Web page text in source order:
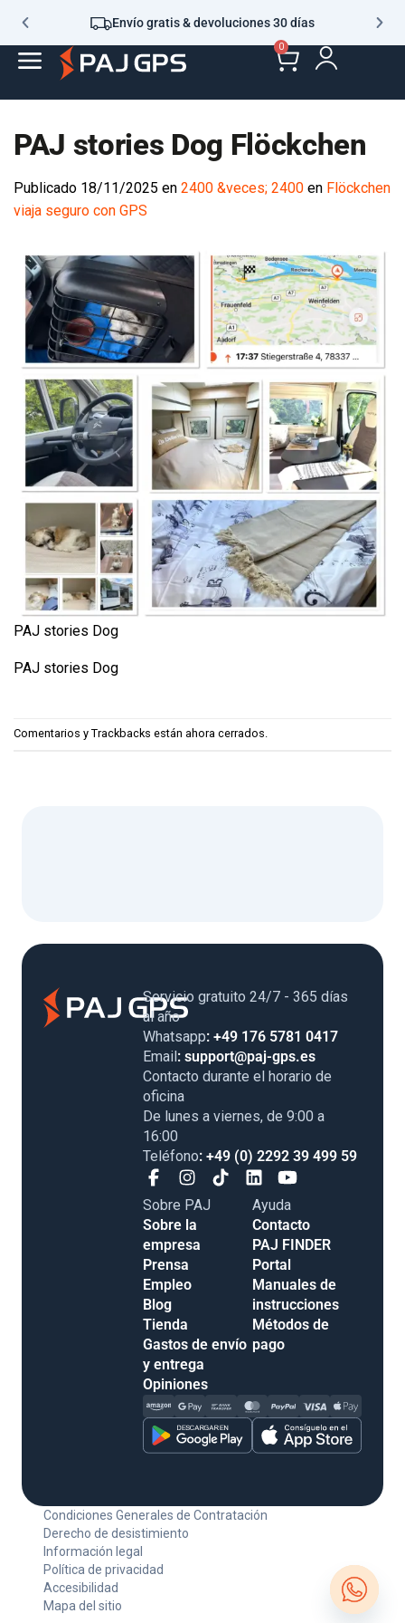
Envío gratis & devoluciones 30 días
0
PAJ stories Dog Flöckchen
Publicado 18/11/2025 en 2400 &veces; 2400 en Flöckchen
viaja seguro con GPS
PAJ stories Dog
PAJ stories Dog
Comentarios y Trackbacks están ahora cerrados.
Servicio gratuito 24/7 - 365 días
al año
Whatsapp: +49 176 5781 0417
Email: support@paj-gps.es
Contacto durante el horario de
oficina
De lunes a viernes, de 9:00 a
16:00
Teléfono: +49 (0) 2292 39 499 59
Sobre PAJ
Sobre la
empresa
Prensa
Empleo
Blog
Tienda
Gastos de envío
y entrega
Opiniones
Ayuda
Contacto
PAJ FINDER
Portal
Manuales de
instrucciones
Métodos de
pago
Condiciones Generales de Contratación
Derecho de desistimiento
Información legal
Política de privacidad
Accesibilidad
Mapa del sitio